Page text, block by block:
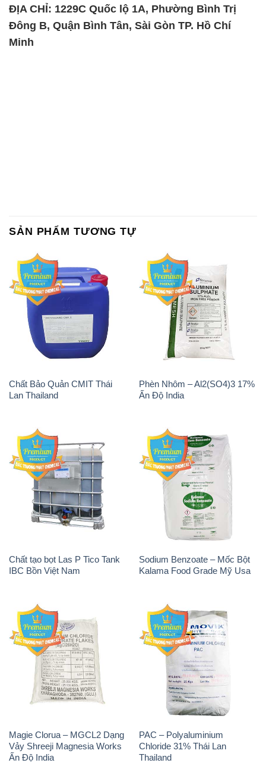
ĐỊA CHỈ: 1229C Quốc lộ 1A, Phường Bình Trị
Đông B, Quận Bình Tân, Sài Gòn TP. Hồ Chí
Minh
SẢN PHẨM TƯƠNG TỰ
Chất Bảo Quản CMIT Thái
Lan Thailand
Phèn Nhôm – Al2(SO4)3 17%
Ấn Độ India
Chất tạo bọt Las P Tico Tank
IBC Bồn Việt Nam
Sodium Benzoate – Mốc Bột
Kalama Food Grade Mỹ Usa
Magie Clorua – MGCL2 Dạng
Vảy Shreeji Magnesia Works
Ấn Độ India
PAC – Polyaluminium
Chloride 31% Thái Lan
Thailand